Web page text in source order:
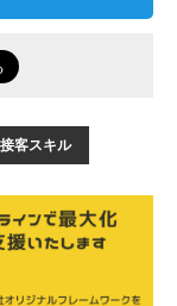
接客スキル